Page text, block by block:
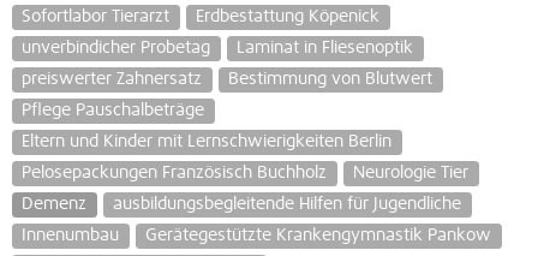
Sofortlabor Tierarzt
Erdbestattung Köpenick
unverbindicher Probetag
Laminat in Fliesenoptik
preiswerter Zahnersatz
Bestimmung von Blutwert
Pflege Pauschalbeträge
Eltern und Kinder mit Lernschwierigkeiten Berlin
Pelosepackungen Französisch Buchholz
Neurologie Tier
Demenz
ausbildungsbegleitende Hilfen für Jugendliche
Innenumbau
Gerätegestützte Krankengymnastik Pankow